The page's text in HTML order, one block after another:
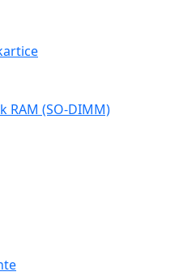
RAM (SO-DIMM)